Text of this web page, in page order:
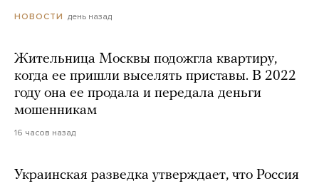
НОВОСТИ день назад
Жительница Москвы подожгла квартиру,
когда ее пришли выселять приставы. В 2022
году она ее продала и передала деньги
мошенникам
16 часов назад
Украинская разведка утверждает, что Россия